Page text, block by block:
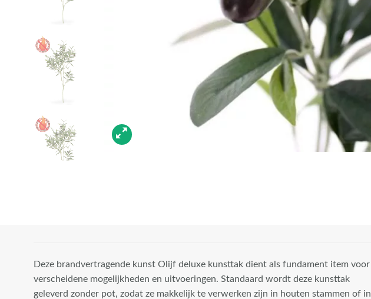
Deze brandvertragende kunst Olijf deluxe kunsttak dient als fundament item voor
verscheidene mogelijkheden en uitvoeringen. Standaard wordt deze kunsttak
geleverd zonder pot, zodat ze makkelijk te verwerken zijn in houten stammen of in